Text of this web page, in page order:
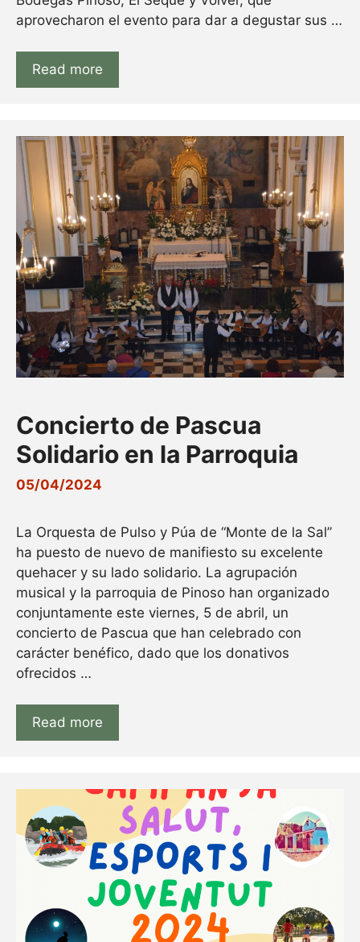
aprovecharon el evento para dar a degustar sus …
Read more
Concierto de Pascua
Solidario en la Parroquia
05/04/2024
La Orquesta de Pulso y Púa de “Monte de la Sal”
ha puesto de nuevo de manifiesto su excelente
quehacer y su lado solidario. La agrupación
musical y la parroquia de Pinoso han organizado
conjuntamente este viernes, 5 de abril, un
concierto de Pascua que han celebrado con
carácter benéfico, dado que los donativos
ofrecidos …
Read more